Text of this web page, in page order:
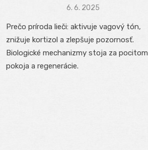
Posted
6. 6. 2025
Prečo príroda lieči: aktivuje vagový tón,
znižuje kortizol a zlepšuje pozornosť.
Biologické mechanizmy stoja za pocitom
pokoja a regenerácie.